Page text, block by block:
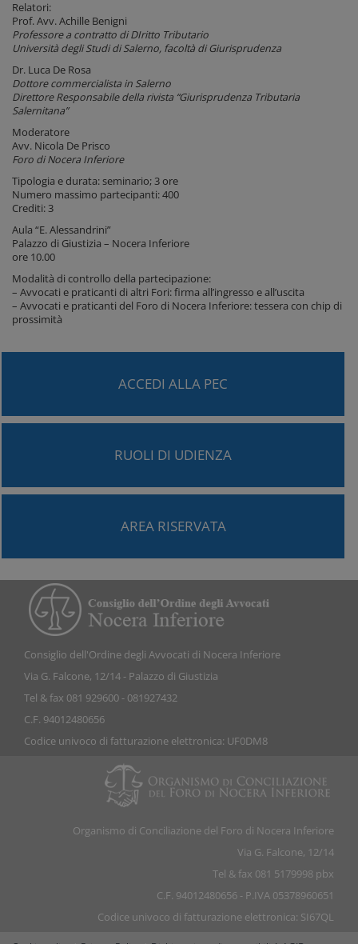
Relatori:
Prof. Avv. Achille Benigni
Professore a contratto di DIritto Tributario
Università degli Studi di Salerno, facoltà di Giurisprudenza
Dr. Luca De Rosa
Dottore commercialista in Salerno
Direttore Responsabile della rivista “Giurisprudenza Tributaria
Salernitana”
Moderatore
Avv. Nicola De Prisco
Foro di Nocera Inferiore
Tipologia e durata: seminario; 3 ore
Numero massimo partecipanti: 400
Crediti: 3
Aula “E. Alessandrini”
Palazzo di Giustizia – Nocera Inferiore
ore 10.00
Modalità di controllo della partecipazione:
– Avvocati e praticanti di altri Fori: firma all’ingresso e all’uscita
– Avvocati e praticanti del Foro di Nocera Inferiore: tessera con chip di
prossimità
ACCEDI ALLA PEC
RUOLI DI UDIENZA
AREA RISERVATA
Consiglio dell'Ordine degli Avvocati di Nocera Inferiore
Via G. Falcone, 12/14 - Palazzo di Giustizia
Tel & fax 081 929600 - 081927432
C.F. 94012480656
Codice univoco di fatturazione elettronica: UF0DM8
Organismo di Conciliazione del Foro di Nocera Inferiore
Via G. Falcone, 12/14
Tel & fax 081 5179998 pbx
C.F. 94012480656 - P.IVA 05378960651
Codice univoco di fatturazione elettronica: SI67QL